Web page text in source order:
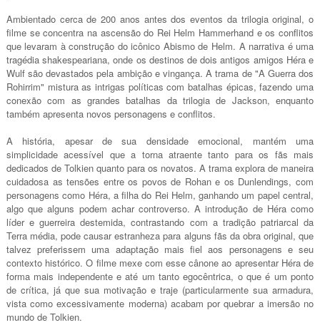
Ambientado cerca de 200 anos antes dos eventos da trilogia original, o
filme se concentra na ascensão do Rei Helm Hammerhand e os conflitos
que levaram à construção do icônico Abismo de Helm. A narrativa é uma
tragédia shakespeariana, onde os destinos de dois antigos amigos Héra e
Wulf são devastados pela ambição e vingança. A trama de "A Guerra dos
Rohirrim" mistura as intrigas políticas com batalhas épicas, fazendo uma
conexão com as grandes batalhas da trilogia de Jackson, enquanto
também apresenta novos personagens e conflitos.
A história, apesar de sua densidade emocional, mantém uma
simplicidade acessível que a torna atraente tanto para os fãs mais
dedicados de Tolkien quanto para os novatos. A trama explora de maneira
cuidadosa as tensões entre os povos de Rohan e os Dunlendings, com
personagens como Héra, a filha do Rei Helm, ganhando um papel central,
algo que alguns podem achar controverso. A introdução de Héra como
líder e guerreira destemida, contrastando com a tradição patriarcal da
Terra média, pode causar estranheza para alguns fãs da obra original, que
talvez preferissem uma adaptação mais fiel aos personagens e seu
contexto histórico. O filme mexe com esse cânone ao apresentar Héra de
forma mais independente e até um tanto egocêntrica, o que é um ponto
de crítica, já que sua motivação e traje (particularmente sua armadura,
vista como excessivamente moderna) acabam por quebrar a imersão no
mundo de Tolkien.